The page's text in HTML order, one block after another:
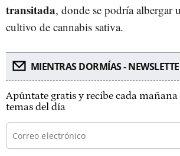
transitada, donde se podría albergar
cultivo de cannabis sativa.
MIENTRAS DORMÍAS -
Apúntate gratis y recibe cada
temas del día